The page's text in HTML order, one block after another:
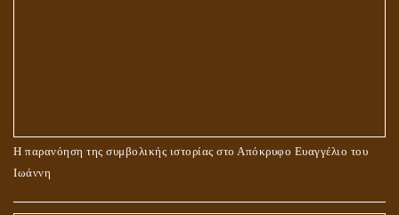
Η παρανόηση της συμβολικής ιστορίας στο Απόκρυφο Ευαγγέλιο του
Ιωάννη